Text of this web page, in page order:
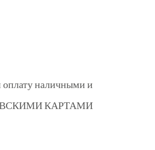
наличными и
КАРТАМИ